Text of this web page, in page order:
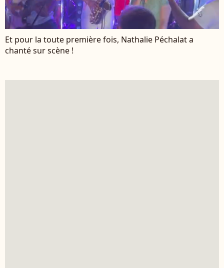
Et pour la toute première fois, Nathalie Péchalat a
chanté sur scène !